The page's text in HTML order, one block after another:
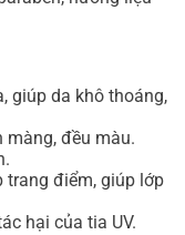
giúp da khô thoáng,
màng, đều màu.
trang điểm, giúp lớp
hại của tia UV.